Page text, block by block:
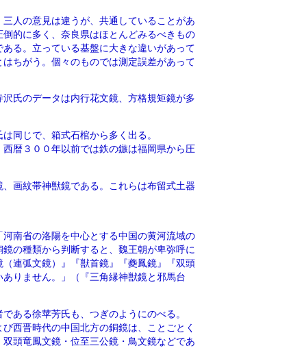
人の意見は違うが、共通していることがあ
的に多く、奈良県はほとんどみるべきもの
る。立っている基盤に大きな違いがあって
ちがう。個々のものでは測定誤差があって
氏のデータは内行花文鏡、方格規矩鏡が多
同じで、箱式石棺から多く出る。
暦３００年以前では鉄の鏃は福岡県から圧
画紋帯神獣鏡である。これらは布留式土器
南省の洛陽を中心とする中国の黄河流域の
の種類から判断すると、魏王朝が卑弥呼に
連弧文鏡）』『獣首鏡』『夔鳳鏡』『双頭
りません。」（『三角縁神獣鏡と邪馬台
ある徐苹芳氏も、つぎのようにのべる。
西晋時代の中国北方の銅鏡は、ことごとく
頭竜鳳文鏡・位至三公鏡・鳥文鏡などであ